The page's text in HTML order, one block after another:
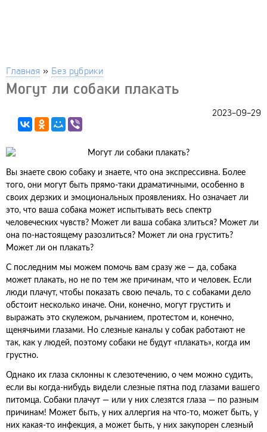
Главная » Без рубрики
Могут ли собаки плакать
2023-09-29
Вы знаете свою собаку и знаете, что она экспрессивна. Более
того, они могут быть прямо-таки драматичными, особенно в
своих дерзких и эмоциональных проявлениях. Но означает ли
это, что ваша собака может испытывать весь спектр
человеческих чувств? Может ли ваша собака злиться? Может ли
она по-настоящему разозлиться? Может ли она грустить?
Может ли он плакать?
С последним мы можем помочь вам сразу же — да, собака
может плакать, но не по тем же причинам, что и человек. Если
люди плачут, чтобы показать свою печаль, то с собаками дело
обстоит несколько иначе. Они, конечно, могут грустить и
выражать это скулежом, рычанием, протестом и, конечно,
щенячьими глазами. Но слезные каналы у собак работают не
так, как у людей, поэтому собаки не будут «плакать», когда им
грустно.
Однако их глаза склонны к слезотечению, о чем можно судить,
если вы когда-нибудь видели слезные пятна под глазами вашего
питомца. Собаки плачут — или у них слезятся глаза — по разным
причинам! Может быть, у них аллергия на что-то, может быть, у
них какая-то инфекция, а может быть, у них закупорен слезный